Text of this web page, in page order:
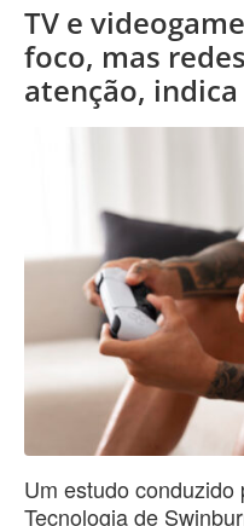
TV e
foco, mas
atenção,
Um estudo
Tecnologia de